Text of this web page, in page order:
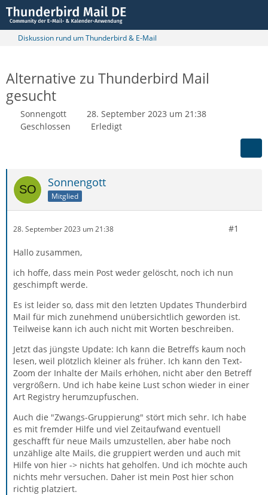
Diskussion rund um Thunderbird & E-Mail
Alternative zu Thunderbird Mail
gesucht
Sonnengott
28. September 2023 um 21:38
Geschlossen
Erledigt
Sonnengott
Mitglied
28. September 2023 um 21:38 #1
Hallo zusammen,
ich hoffe, dass mein Post weder gelöscht, noch ich nun
geschimpft werde.
Es ist leider so, dass mit den letzten Updates Thunderbird
Mail für mich zunehmend unübersichtlich geworden ist.
Teilweise kann ich auch nicht mit Worten beschreiben.
Jetzt das jüngste Update: Ich kann die Betreffs kaum noch
lesen, weil plötzlich kleiner als früher. Ich kann den Text-
Zoom der Inhalte der Mails erhöhen, nicht aber den Betreff
vergrößern. Und ich habe keine Lust schon wieder in einer
Art Registry herumzupfuschen.
Auch die "Zwangs-Gruppierung" stört mich sehr. Ich habe
es mit fremder Hilfe und viel Zeitaufwand eventuell
geschafft für neue Mails umzustellen, aber habe noch
unzählige alte Mails, die gruppiert werden und auch mit
Hilfe von hier -> nichts hat geholfen. Und ich möchte auch
nichts mehr versuchen. Daher ist mein Post hier schon
richtig platziert.